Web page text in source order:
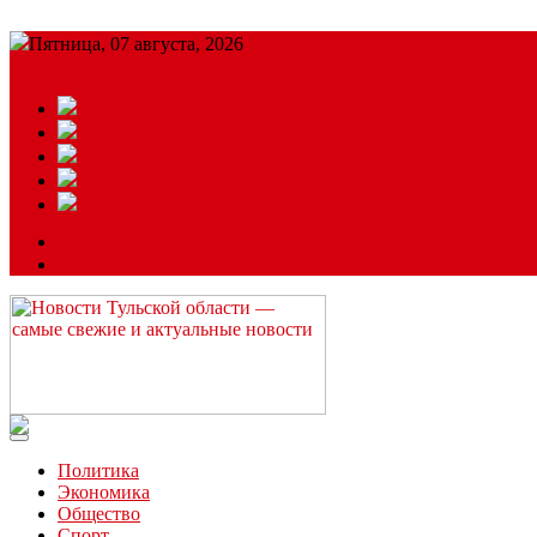
Пятница, 07 августа, 2026
Читайте последние новости дня в Тульской области на сайте
Политика
Экономика
Общество